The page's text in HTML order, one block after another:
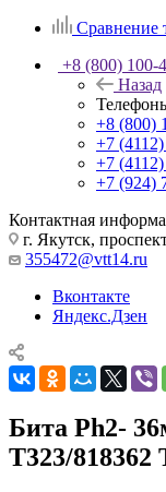
Сравнение
+8 (800) 100-
Назад
+8 (800)
+7
+7
+7 (924)
Контактная
г. Якутск,
355472@vtt14.ru
Вконтакте
Яндекс.Дзен
Бита Ph2-
Т323/818362